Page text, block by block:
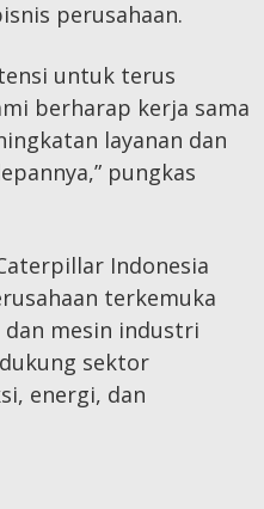
perusahaan.
untuk terus
berharap kerja sama
layanan dan
pungkas
Indonesia
terkemuka
mesin industri
sektor
energi, dan